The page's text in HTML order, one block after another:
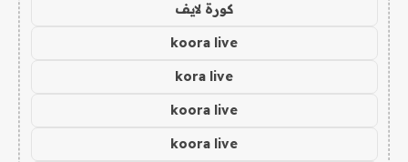
كورة لايف
koora live
kora live
koora live
koora live